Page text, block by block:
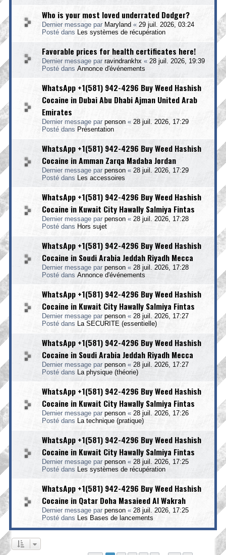
Who is your most loved underrated Dodger?
Dernier message par Maryland « 29 juil. 2026, 03:24
Posté dans
Les systèmes de récupération
Favorable prices for health certificates here!
Dernier message par ravindrankhx « 28 juil. 2026, 19:39
Posté dans Annonce d'événements
WhatsApp +1(581) 942-4296 Buy Weed Hashish
Cocaine in Dubai Abu Dhabi Ajman United Arab
Emirates
Dernier message par penson « 28 juil. 2026, 17:29
Posté dans Présentation
WhatsApp +1(581) 942-4296 Buy Weed Hashish
Cocaine in Amman Zarqa Madaba Jordan
Dernier message par penson « 28 juil. 2026, 17:29
Posté dans
Les accessoires
WhatsApp +1(581) 942-4296 Buy Weed Hashish
Cocaine in Kuwait City Hawally Salmiya Fintas
Dernier message par penson « 28 juil. 2026, 17:28
Posté dans Hors sujet
WhatsApp +1(581) 942-4296 Buy Weed Hashish
Cocaine in Soudi Arabia Jeddah Riyadh Mecca
Dernier message par penson « 28 juil. 2026, 17:28
Posté dans Annonce d'événements
WhatsApp +1(581) 942-4296 Buy Weed Hashish
Cocaine in Kuwait City Hawally Salmiya Fintas
Dernier message par penson « 28 juil. 2026, 17:27
Posté dans
La SECURITE (essentielle)
WhatsApp +1(581) 942-4296 Buy Weed Hashish
Cocaine in Soudi Arabia Jeddah Riyadh Mecca
Dernier message par penson « 28 juil. 2026, 17:27
Posté dans
La physique (théorie)
WhatsApp +1(581) 942-4296 Buy Weed Hashish
Cocaine in Kuwait City Hawally Salmiya Fintas
Dernier message par penson « 28 juil. 2026, 17:26
Posté dans
La technique (pratique)
WhatsApp +1(581) 942-4296 Buy Weed Hashish
Cocaine in Kuwait City Hawally Salmiya Fintas
Dernier message par penson « 28 juil. 2026, 17:25
Posté dans
Les systèmes de récupération
WhatsApp +1(581) 942-4296 Buy Weed Hashish
Cocaine in Qatar Doha Masaieed Al Wakrah
Dernier message par penson « 28 juil. 2026, 17:25
Posté dans
Les Bases de lancements